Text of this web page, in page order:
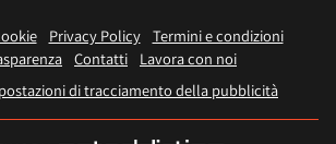
Privacy Policy
Termini e condizioni
Contatti
Lavora con noi
di tracciamento della pubblicità